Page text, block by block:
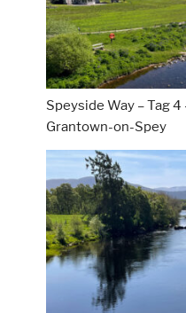
Speyside Way – Tag
Grantown-on-Spey